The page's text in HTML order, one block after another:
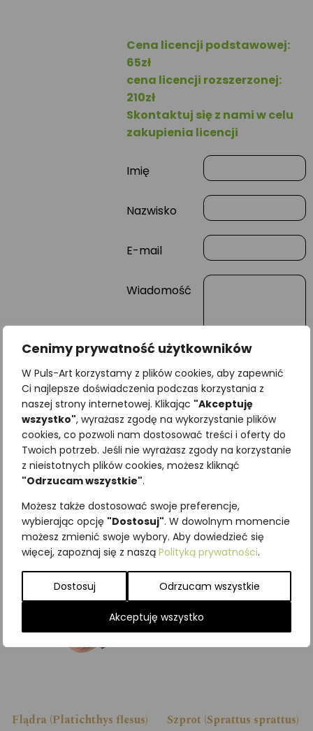
Cenimy prywatność użytkowników
W Puls-Art korzystamy z plików cookies, aby zapewnić
Ci najlepsze doświadczenia podczas korzystania z
naszej strony internetowej. Klikając "Akceptuję
wszystko", wyrażasz zgodę na wykorzystanie plików
cookies, co pozwoli nam dostosować treści i oferty do
Twoich potrzeb. Jeśli nie wyrażasz zgody na korzystanie
z nieistotnych plików cookies, możesz kliknąć
"Odrzucam wszystkie".
Możesz także dostosować swoje preferencje,
wybierając opcję "Dostosuj". W dowolnym momencie
możesz zmienić swoje wybory. Aby dowiedzieć się
więcej, zapoznaj się z naszą Polityką prywatności.
Dostosuj Odrzucam wszystkie
Akceptuję wszystko
Cena licencji podstawowej:
65zł
cena licencji rozszerzonej:
210zł
Skontaktuj się z nami w celu
zakupienia licencji
Imię
Nazwisko
E-mail
Wiadomość
Najniższa cena z ostatnich 30
dni:65,00zł
SKU:
Kategorie:ILUSTRACJE
Podobne produkty
Flądra (Platichthys flesus) Szprot (Sprattus sprattus)